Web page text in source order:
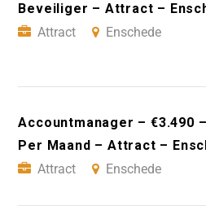
Beveiliger – Attract –
Attract
Enschede
Accountmanager – €3.490
Per Maand – Attract –
Attract
Enschede